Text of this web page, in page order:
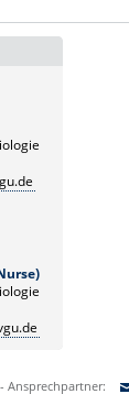
Ansprechpartner: